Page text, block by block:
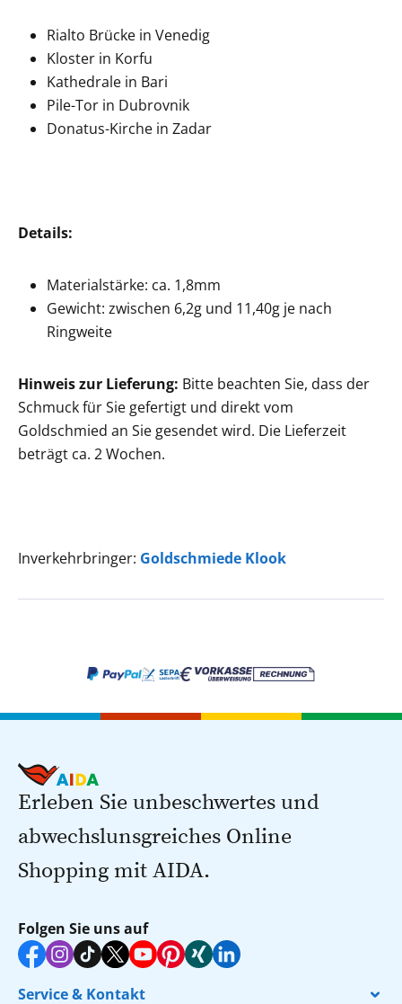
Rialto Brücke in Venedig
Kloster in Korfu
Kathedrale in Bari
Pile-Tor in Dubrovnik
Donatus-Kirche in Zadar
Details:
Materialstärke: ca. 1,8mm
Gewicht: zwischen 6,2g und 11,40g je nach
Ringweite
Hinweis zur Lieferung: Bitte beachten Sie, dass der
Schmuck für Sie gefertigt und direkt vom
Goldschmied an Sie gesendet wird. Die Lieferzeit
beträgt ca. 2 Wochen.
Inverkehrbringer: Goldschmiede Klook
Erleben Sie unbeschwertes und
abwechslunsgreiches Online
Shopping mit AIDA.
Folgen Sie uns auf
Service & Kontakt